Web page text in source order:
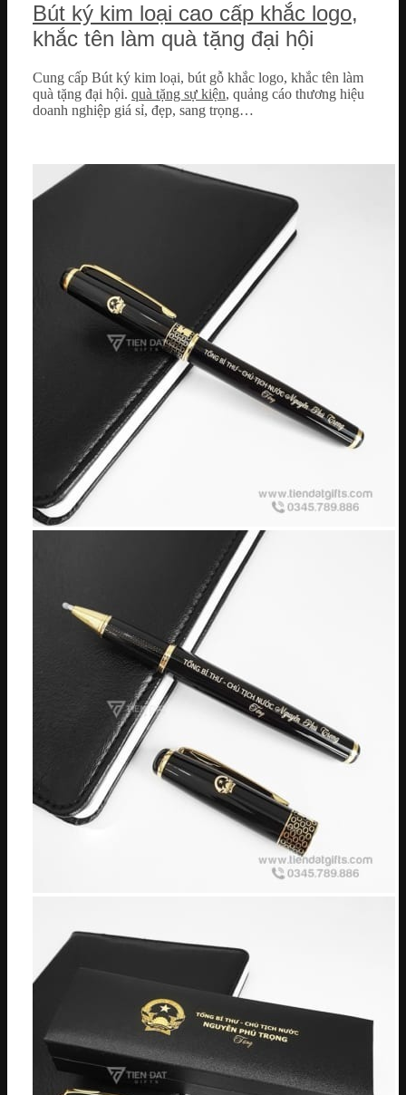
Bút ký kim loại cao cấp khắc logo,
khắc tên làm quà tặng đại hội
Cung cấp Bút ký kim loại, bút gỗ khắc logo, khắc tên làm
quà tặng đại hội. quà tặng sự kiện, quảng cáo thương hiệu
doanh nghiệp giá sỉ, đẹp, sang trọng…